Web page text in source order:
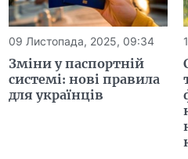
09 Листопада, 2025, 09:34
Зміни у паспортній
системі: нові правила
для українців